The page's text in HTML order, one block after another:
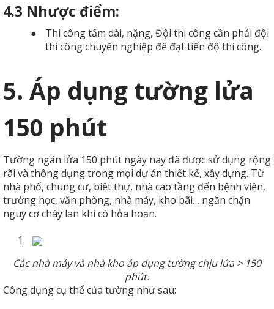
4.3 Nhược điểm:
● Thi công tấm dài, nặng,Đội thi công cần phải đội
thi công chuyên nghiệp để đạt tiến độ thi công.
5. Áp dụng tường lửa
150 phút
Tường ngăn lửa 150 phút ngày nay đã được sử dụng rộng
rãi và thông dụng trong mọi dự án thiết kế, xây dựng. Từ
nhà phố, chung cư, biệt thự, nhà cao tầng đến bệnh viện,
trường học, văn phòng, nhà máy, kho bãi… ngăn chặn
nguy cơ cháy lan khi có hỏa hoạn.
1.
Các nhà máy và nhà kho áp dụng tường chịu lửa > 150
phút.
Công dụng cụ thể của tường như sau: